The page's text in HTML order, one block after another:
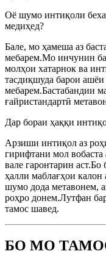
Оё шумо интиқоли
медиҳед?
Бале, мо ҳамеша аз
мебарем.Мо инчунин
молҳои хатарнок ва
тасдиқшуда барои ашёи
мебарем.Бастабандии
ғайристандартӣ
Дар бораи ҳаққи
Арзиши интиқол аз
гирифтани мол вобаста
вале гаронтарин
ҳалли маблағҳои
шумо дода метавонем,
роҳро донем.Лутфан
тамос шавед.
БО МО